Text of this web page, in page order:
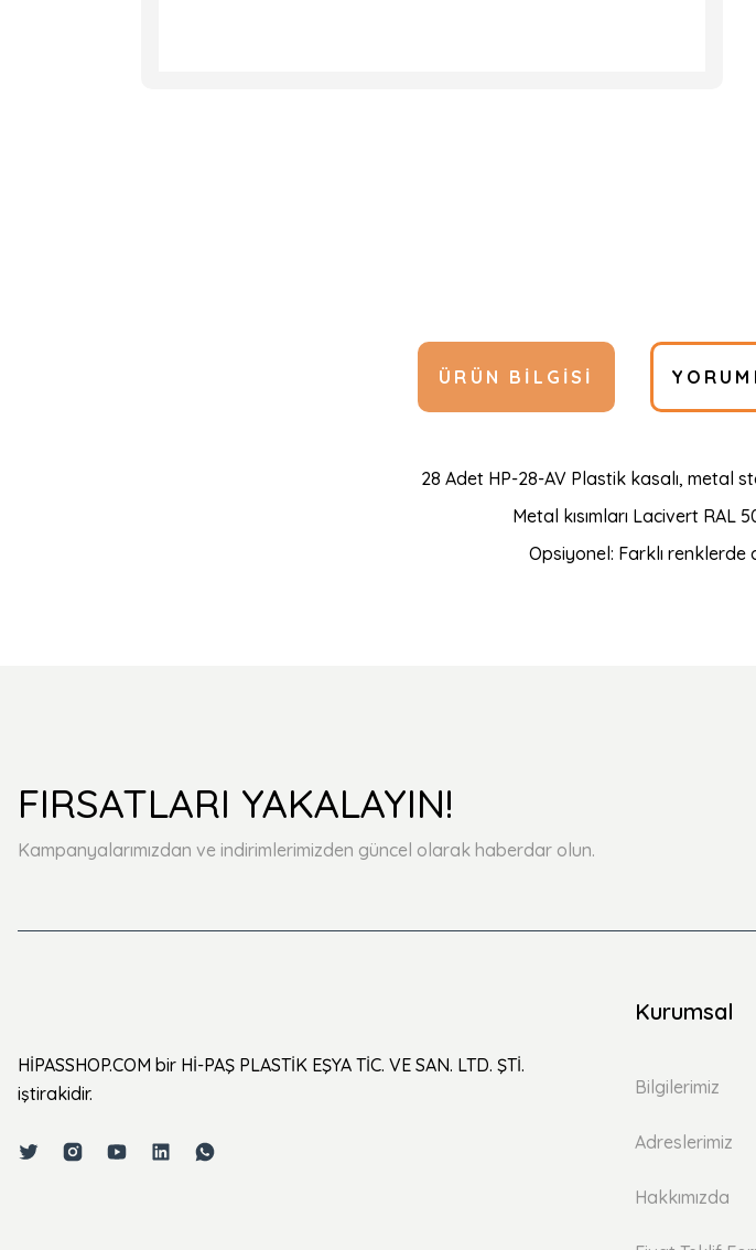
ÜRÜN BILGISI
28 Adet HP-28-AV Plastik kasalı, metal
Metal kısımları Lacivert RAL
Opsiyonel: Farklı
FIRSATLARI YAKALAYIN!
Kampanyalarımızdan ve indirimlerimizden güncel olarak haberdar olun.
HİPASSHOP.COM bir Hİ-PAŞ PLASTİK EŞYA TİC. VE SAN. LTD. ŞTİ.
iştirakidir.
Kurumsal
Bilgilerimiz
Adreslerimiz
Hakkımızda